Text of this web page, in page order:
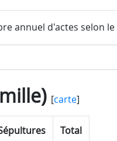
annuel d'actes selon le
[carte]
Total